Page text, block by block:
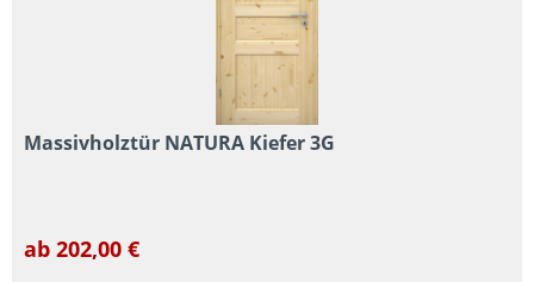
Massivholztür NATURA Kiefer 3G
ab 202,00 €